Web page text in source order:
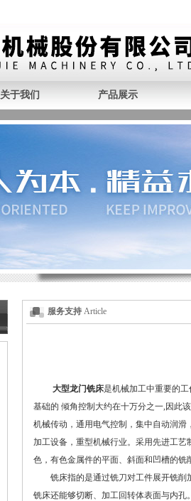
关于我们 产品展示
服务支持 Article
大型龙门铣床是机械加工中重要的
基础的 倾角控制大约在十万分之一,因此
机械传动，通用电气控制，集中自动润
加工设备，重型机械行业。采用先进工
色，有色金属件的平面、斜面和凹槽的铣
铣床指的是通过铣刀对工件展开铣削
铣床还能够切断、加工回转体表面与内